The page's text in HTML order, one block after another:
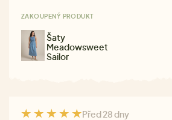
ZAKOUPENÝ PRODUKT
Šaty
Meadowsweet
Sailor
Před 28 dny